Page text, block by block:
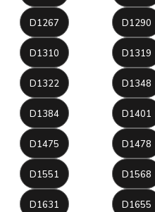
D1267 D1290
D1310 D1319
D1322 D1348
D1384 D1401
D1475 D1478
D1551 D1568
D1631 D1655